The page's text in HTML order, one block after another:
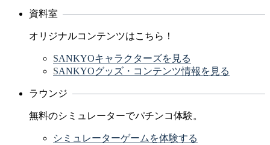
資料室
オリジナルコンテンツはこちら！
SANKYOキャラクターズを見る
SANKYOグッズ・コンテンツ情報を見る
ラウンジ
無料のシミュレーターでパチンコ体験。
シミュレーターゲームを体験する